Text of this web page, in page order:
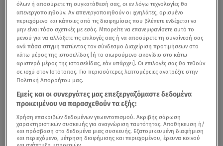
Τα γενέθλιά του είχε, χθες, οΠαναγιώτης Κουτσουμπής
και τα γιόρτασε πρώτη φορά, έχοντας στην αγκαλιά του
την κόρη του.
όλων ή αποσύρετε τη συγκατάθεσή σας, οι εν λόγω τεχνολογίες θα
απενεργοποιηθούν. Αν απενεργοποιηθούν οι ιχνηλάτες, ορισμένο
περιεχόμενο και κάποιες από τις διαφημίσεις που βλέπετε ενδέχεται να
μην είναι τόσο σχετικές με εσάς. Μπορείτε να επανεμφανίσετε αυτό το
μενού για να αλλάξετε τις επιλογές σας ή να αποσύρετε τη συναίνεσή σας
ανά πάσα στιγμή πατώντας τον σύνδεσμο Διαχείριση προτιμήσεων στο
κάτω μέρος της ιστοσελίδας [ή το αιωρούμενο εικονίδιο στο κάτω
αριστερό μέρος της ιστοσελίδας, εάν υπάρχει]. Οι επιλογές σας θα τεθούν
σε ισχύ στον Ιστότοπος. Για περισσότερες λεπτομέρειες ανατρέξτε στην
Πολιτική Απορρήτου μας.
Εμείς και οι συνεργάτες μας επεξεργαζόμαστε δεδομένα
προκειμένου να παρασχεθούν τα εξής:
Χρήση επακριβών δεδομένων γεωεντοπισμού. Ακριβής σάρωση
χαρακτηριστικών συσκευής για αναγνώριση ταυτότητας. Αποθήκευση ή/
και πρόσβαση στα δεδομένα μιας συσκευής. Εξατομικευμένη διαφήμιση
και περιεχόμενο, μέτρηση διαφήμισης και περιεχομένου, έρευνα κοινού